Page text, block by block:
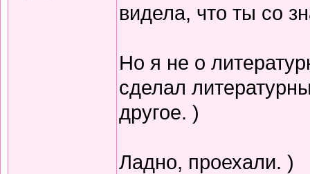
видела, что ты со
Но я не о
сделал
другое. )
Ладно, проехали. )